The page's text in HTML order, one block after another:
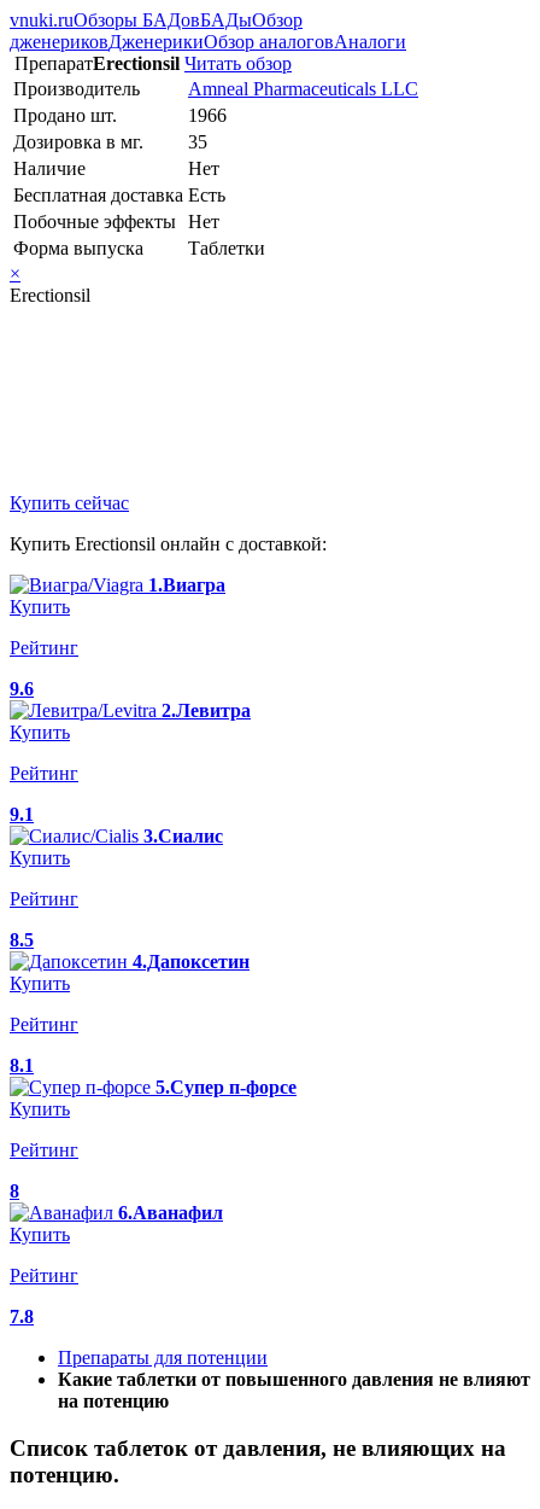
vnuki.ruОбзоры БАДовБАДыОбзор
дженериковДженерикиОбзор аналоговАналоги
ПрепаратErectionsil Читать обзор
Производитель
Amneal Pharmaceuticals LLC
Продано шт.
1966
Дозировка в мг.
35
Наличие
Нет
Бесплатная доставка Есть
Побочные эффекты Нет
Форма выпуска
Таблетки
×
Erectionsil
Купить сейчас
Купить Erectionsil онлайн с доставкой:
1.Виагра
Купить
Рейтинг
9.6
2.Левитра
Купить
Рейтинг
9.1
3.Сиалис
Купить
Рейтинг
8.5
4.Дапоксетин
Купить
Рейтинг
8.1
5.Супер п-форсе
Купить
Рейтинг
8
6.Аванафил
Купить
Рейтинг
7.8
Препараты для потенции
Какие таблетки от повышенного давления не влияют
на потенцию
Список таблеток от давления, не влияющих на
потенцию.